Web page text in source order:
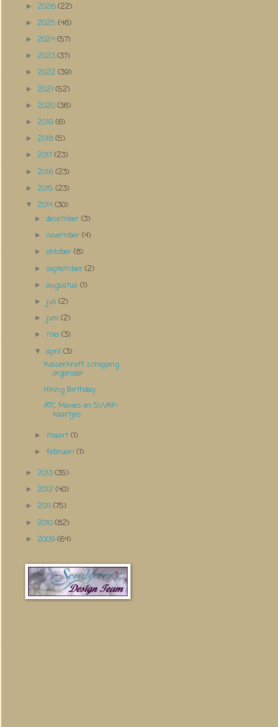
► 2026 (22)
► 2025 (46)
► 2024 (57)
► 2023 (37)
► 2022 (39)
► 2021 (52)
► 2020 (36)
► 2019 (6)
► 2018 (5)
► 2017 (23)
► 2016 (23)
► 2015 (23)
▼ 2014 (30)
►december(3)
►november(4)
►oktober(8)
►september(2)
►augustus(1)
► juli(2)
► juni(2)
► mei(3)
▼april(3)
Kaiserkraft scrapping
organizer
Hiking Birthday
ATC Movies en SWAP-
kaartjes
► maart(1)
►februari(1)
► 2013 (35)
► 2012 (40)
► 2011 (75)
► 2010 (82)
► 2009 (64)